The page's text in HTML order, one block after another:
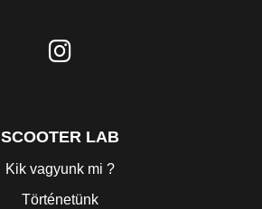
SCOOTER LAB
Kik vagyunk mi ?
Történetünk